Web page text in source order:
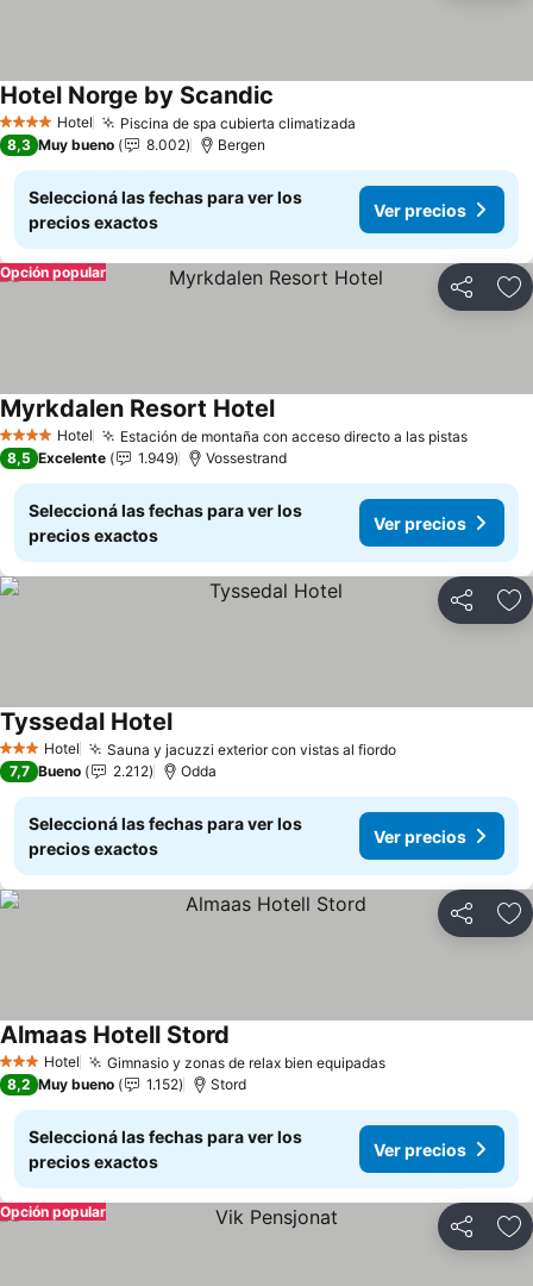
4 EstrellasHotel Piscina de spa cubierta climatizada
Hotel Norge by Scandic
8,3 Muy bueno 8.002 Bergen
Seleccioná las fechas para ver los
precios exactos
Ver precios
Compartir
Opción popular
4 EstrellasHotel Estación de montaña con acceso directo a las pistas
Myrkdalen Resort Hotel
8,5 Excelente 1.949 Vossestrand
Seleccioná las fechas para ver los
precios exactos
Ver precios
Compartir
3 Estrellas
Hotel Sauna y jacuzzi exterior con vistas al fiordo
Tyssedal Hotel
7,7 Bueno 2.212 Odda
Seleccioná las fechas para ver los
precios exactos
Ver precios
Compartir
3 Estrellas
Hotel Gimnasio y zonas de relax bien equipadas
Almaas Hotell Stord
8,2 Muy bueno 1.152 Stord
Seleccioná las fechas para ver los
precios exactos
Ver precios
Compartir
Opción popular